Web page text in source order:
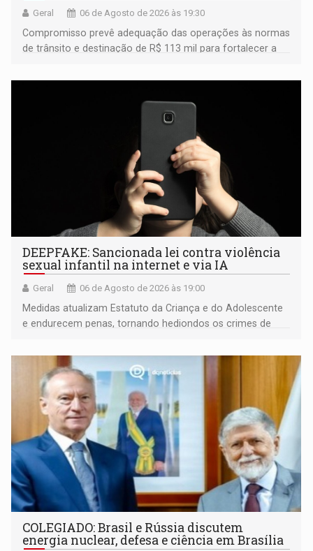
Geral 06 de Agosto de 2026 às 19:30
Compromisso prevê adequação das operações às normas
de trânsito e destinação de R$ 113 mil para fortalecer a
DEEPFAKE: Sancionada lei contra violência
sexual infantil na internet e via IA
Geral 06 de Agosto de 2026 às 19:00
Medidas atualizam Estatuto da Criança e do Adolescente
e endurecem penas, tornando hediondos os crimes de
COLEGIADO: Brasil e Rússia discutem
energia nuclear, defesa e ciência em Brasília